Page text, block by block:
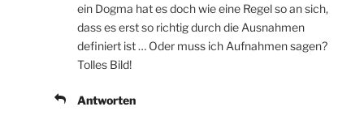
ein Dogma hat es doch wie eine Regel so an sich,
dass es erst so richtig durch die Ausnahmen
definiert ist … Oder muss ich Aufnahmen sagen?
Tolles Bild!
Antworten